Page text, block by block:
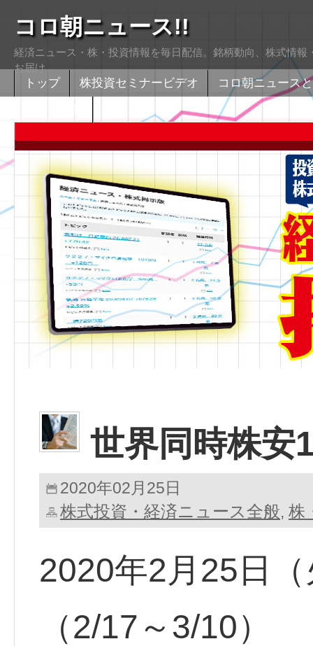
コロ朝ニュース!!
経済ニュース・株・投資情報を毎日配信。銘柄動向、株式情
お届け
トップ 株投資セミナービデオ
コロ朝ニュース
世界同時株安
2020年02月25日
株式投資・経済ニュース全般, 株
2020年2月25日
（2/17～3/10）